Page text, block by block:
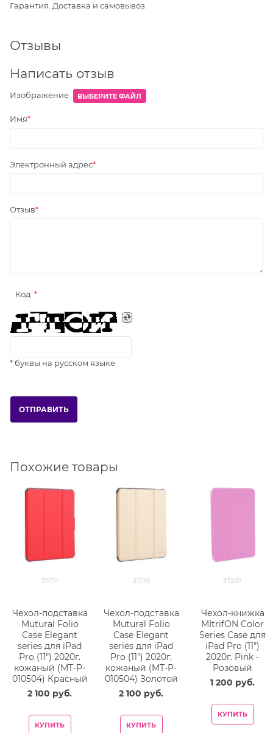
Гарантия. Доставка и самовывоз.
Отзывы
Написать отзыв
Изображение ВЫБЕРИТЕ ФАЙЛ
Имя
Электронный адрес
Отзыв
Код
* буквы на русском языке
Похожие товары
31774
Чехол-подставка
Mutural Folio
Case Elegant
series для iPad
Pro (11") 2020г.
кожаный (MT-P-
010504) Красный
2 100 руб.
КУПИТЬ
31776
Чехол-подставка
Mutural Folio
Case Elegant
series для iPad
Pro (11") 2020г.
кожаный (MT-P-
010504) Золотой
2 100 руб.
КУПИТЬ
37207
Чехол-книжка
MItrifON Color
Series Case для
iPad Pro (11")
2020г. Pink -
Розовый
1 200 руб.
КУПИТЬ